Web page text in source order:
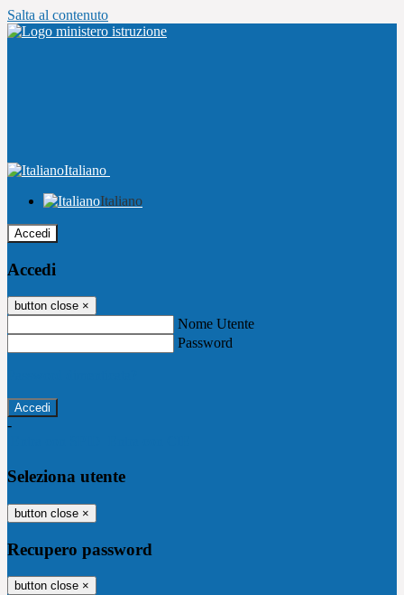
Salta al contenuto
Italiano
Italiano
Accedi
Accedi
button close ×
Nome Utente
Password
-
Seleziona utente
button close ×
Recupero password
button close ×